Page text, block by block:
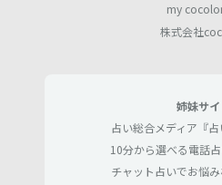
my
株式会社
姉妹サイ
占い総合メディア『占
10分から選べる電話占
チャット占いでお悩み